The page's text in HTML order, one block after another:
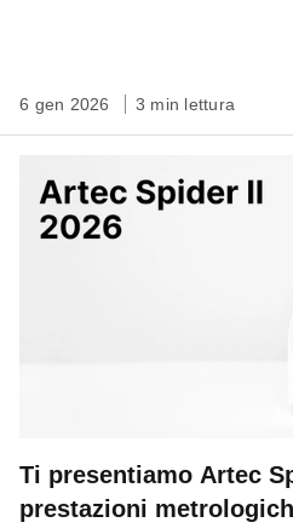
6 gen 2026 3 min lettura
Ti presentiamo Artec
prestazioni